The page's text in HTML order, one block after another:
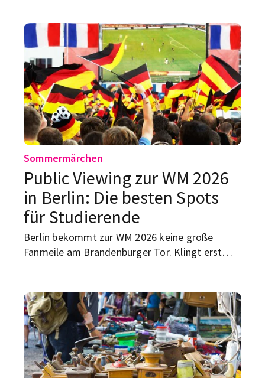
Unterstützung bekommst und warum ein
Studienkredit nicht dein erster Plan sein sollte.
Sommermärchen
Public Viewing zur WM 2026
in Berlin: Die besten Spots
für Studierende
Berlin bekommt zur WM 2026 keine große
Fanmeile am Brandenburger Tor. Klingt erst
Public Viewing in Berlin passiert 2026 nicht an
einem einzigen Ort, sondern verteilt über die
Stadt – am Potsdamer Platz, auf dem RAW-
Gelände, in der Kulturbrauerei, im Biergarten,
am Stadtstrand oder sogar mit Live-Musik in
der Kirche.